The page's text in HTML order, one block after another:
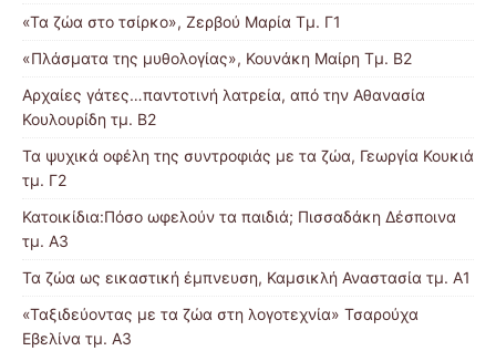
«Τα ζώα στο τσίρκο», Ζερβού Μαρία Τμ. Γ1
«Πλάσματα της μυθολογίας», Κουνάκη Μαίρη Τμ. Β2
Αρχαίες γάτες…παντοτινή λατρεία, από την Αθανασία
Κουλουρίδη τμ. Β2
Τα ψυχικά οφέλη της συντροφιάς με τα ζώα, Γεωργία Κουκιά
τμ. Γ2
Κατοικίδια:Πόσο ωφελούν τα παιδιά; Πισσαδάκη Δέσποινα
τμ. Α3
Τα ζώα ως εικαστική έμπνευση, Καμσικλή Αναστασία τμ. Α1
«Ταξιδεύοντας με τα ζώα στη λογοτεχνία» Τσαρούχα
Εβελίνα τμ. Α3